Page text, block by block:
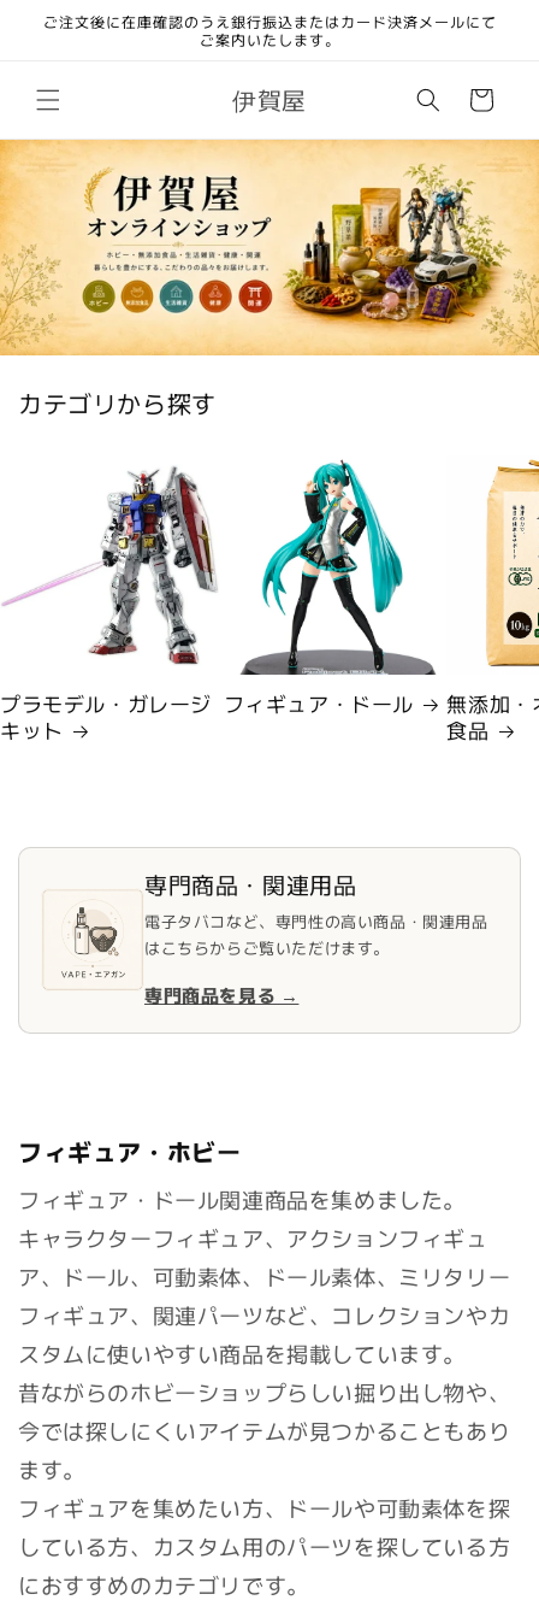
ンツに
ご注文後に在庫確認のうえ銀行振込またはカード決済メールにて
ご案内いたします。
伊賀屋
ー
カテゴリから探す
プラモデル・ガレージ
キット
フィギュア・ドール
無添加・
食品
専門商品・関連用品
電子タバコなど、専門性の高い商品・関連用品
はこちらからご覧いただけます。
専門商品を見る →
フィギュア・ホビー
フィギュア・ドール関連商品を集めました。
キャラクターフィギュア、アクションフィギュ
ア、ドール、可動素体、ドール素体、ミリタリー
フィギュア、関連パーツなど、コレクションやカ
スタムに使いやすい商品を掲載しています。
昔ながらのホビーショップらしい掘り出し物や、
今では探しにくいアイテムが見つかることもあり
ます。
フィギュアを集めたい方、ドールや可動素体を探
している方、カスタム用のパーツを探している方
におすすめのカテゴリです。